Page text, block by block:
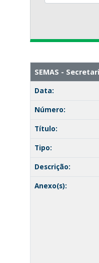
SEMAS -
Data:
Número:
Título:
Tipo:
Descrição:
Anexo(s):